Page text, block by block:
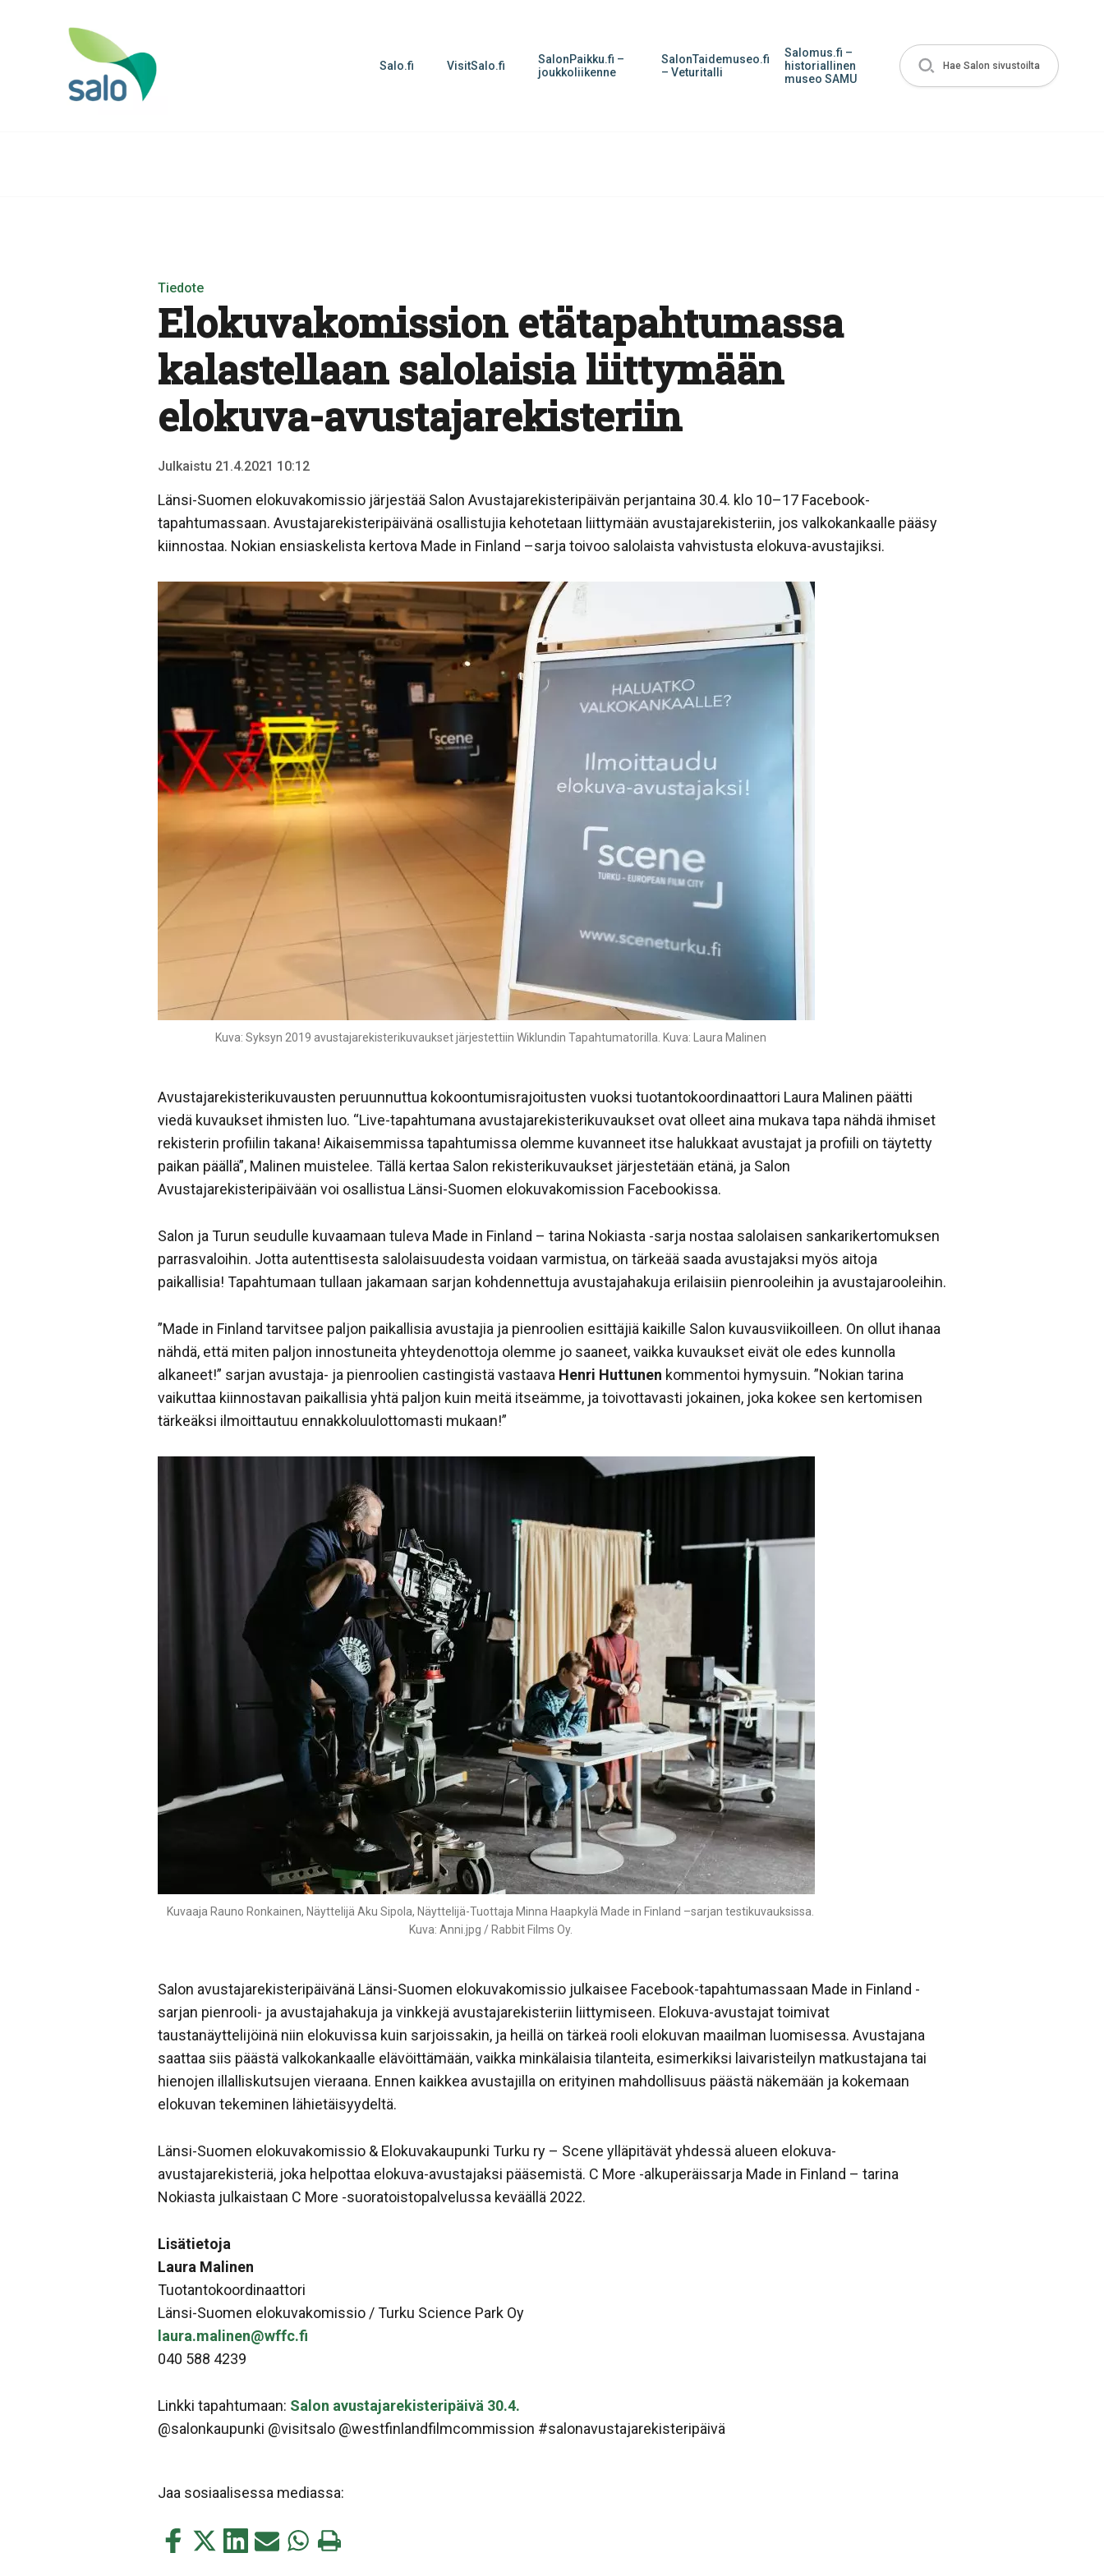
Salo.fi VisitSalo.fi
SalonPaikku.fi –
joukkoliikenne
SalonTaidemuseo.fi
– Veturitalli
Salomus.fi –
historiallinen
museo SAMU
Hae Salon sivustoilta
Tiedote
Elokuvakomission etätapahtumassa
kalastellaan salolaisia liittymään
elokuva-avustajarekisteriin
Julkaistu 21.4.2021 10:12
Länsi-Suomen elokuvakomissio järjestää Salon Avustajarekisteripäivän perjantaina 30.4. klo 10–17 Facebook-
tapahtumassaan. Avustajarekisteripäivänä osallistujia kehotetaan liittymään avustajarekisteriin, jos valkokankaalle pääsy
kiinnostaa. Nokian ensiaskelista kertova Made in Finland –sarja toivoo salolaista vahvistusta elokuva-avustajiksi.
Kuva: Syksyn 2019 avustajarekisterikuvaukset järjestettiin Wiklundin Tapahtumatorilla. Kuva: Laura Malinen
Avustajarekisterikuvausten peruunnuttua kokoontumisrajoitusten vuoksi tuotantokoordinaattori Laura Malinen päätti
viedä kuvaukset ihmisten luo. “Live-tapahtumana avustajarekisterikuvaukset ovat olleet aina mukava tapa nähdä ihmiset
rekisterin profiilin takana! Aikaisemmissa tapahtumissa olemme kuvanneet itse halukkaat avustajat ja profiili on täytetty
paikan päällä”, Malinen muistelee. Tällä kertaa Salon rekisterikuvaukset järjestetään etänä, ja Salon
Avustajarekisteripäivään voi osallistua Länsi-Suomen elokuvakomission Facebookissa.
Salon ja Turun seudulle kuvaamaan tuleva Made in Finland – tarina Nokiasta -sarja nostaa salolaisen sankarikertomuksen
parrasvaloihin. Jotta autenttisesta salolaisuudesta voidaan varmistua, on tärkeää saada avustajaksi myös aitoja
paikallisia! Tapahtumaan tullaan jakamaan sarjan kohdennettuja avustajahakuja erilaisiin pienrooleihin ja avustajarooleihin.
”Made in Finland tarvitsee paljon paikallisia avustajia ja pienroolien esittäjiä kaikille Salon kuvausviikoilleen. On ollut ihanaa
nähdä, että miten paljon innostuneita yhteydenottoja olemme jo saaneet, vaikka kuvaukset eivät ole edes kunnolla
alkaneet!” sarjan avustaja- ja pienroolien castingistä vastaava Henri Huttunen kommentoi hymysuin. ”Nokian tarina
vaikuttaa kiinnostavan paikallisia yhtä paljon kuin meitä itseämme, ja toivottavasti jokainen, joka kokee sen kertomisen
tärkeäksi ilmoittautuu ennakkoluulottomasti mukaan!”
Kuvaaja Rauno Ronkainen, Näyttelijä Aku Sipola, Näyttelijä-Tuottaja Minna Haapkylä Made in Finland –sarjan testikuvauksissa.
Kuva: Anni.jpg / Rabbit Films Oy.
Salon avustajarekisteripäivänä Länsi-Suomen elokuvakomissio julkaisee Facebook-tapahtumassaan Made in Finland -
sarjan pienrooli- ja avustajahakuja ja vinkkejä avustajarekisteriin liittymiseen. Elokuva-avustajat toimivat
taustanäyttelijöinä niin elokuvissa kuin sarjoissakin, ja heillä on tärkeä rooli elokuvan maailman luomisessa. Avustajana
saattaa siis päästä valkokankaalle elävöittämään, vaikka minkälaisia tilanteita, esimerkiksi laivaristeilyn matkustajana tai
hienojen illalliskutsujen vieraana. Ennen kaikkea avustajilla on erityinen mahdollisuus päästä näkemään ja kokemaan
elokuvan tekeminen lähietäisyydeltä.
Länsi-Suomen elokuvakomissio & Elokuvakaupunki Turku ry – Scene ylläpitävät yhdessä alueen elokuva-
avustajarekisteriä, joka helpottaa elokuva-avustajaksi pääsemistä. C More -alkuperäissarja Made in Finland – tarina
Nokiasta julkaistaan C More -suoratoistopalvelussa keväällä 2022.
Lisätietoja
Laura Malinen
Tuotantokoordinaattori
Länsi-Suomen elokuvakomissio / Turku Science Park Oy
laura.malinen@wffc.fi
040 588 4239
Linkki tapahtumaan: Salon avustajarekisteripäivä 30.4.
@salonkaupunki @visitsalo @westfinlandfilmcommission #salonavustajarekisteripäivä
Jaa sosiaalisessa mediassa:
Jaa
Jaa
Jaa Jaa Jaa Tulosta